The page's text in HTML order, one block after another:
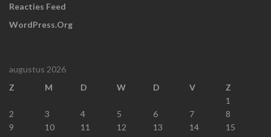
Reacties Feed
WordPress.org
augustus 2026
Z
M D W D V
Z
1
2
3 4 5 6 7
8
9
10 11 12 13 14
15